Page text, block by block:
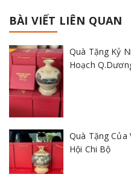
BÀI VIẾT LIÊN QUAN
Quà Tặng Kỷ
Hoạch
Quà Tặng
Hội Chi Bộ